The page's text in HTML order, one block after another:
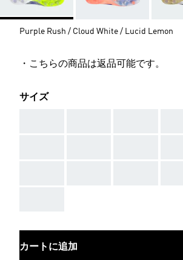
Purple Rush / Cloud White / Lucid Lemon
・こちらの商品は返品可能です。
サイズ
カートに追加